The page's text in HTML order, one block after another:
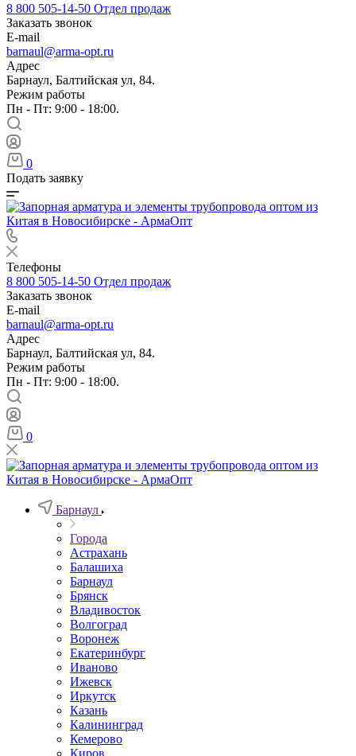
8 800 505-14-50 Отдел продаж
Заказать звонок
E-mail
barnaul@arma-opt.ru
Адрес
Барнаул, Балтийская ул, 84.
Режим работы
Пн - Пт: 9:00 - 18:00.
0
Подать заявку
Телефоны
8 800 505-14-50 Отдел продаж
Заказать звонок
E-mail
barnaul@arma-opt.ru
Адрес
Барнаул, Балтийская ул, 84.
Режим работы
Пн - Пт: 9:00 - 18:00.
0
Барнаул
Города
Астрахань
Балашиха
Барнаул
Брянск
Владивосток
Волгоград
Воронеж
Екатеринбург
Иваново
Ижевск
Иркутск
Казань
Калининград
Кемерово
Киров